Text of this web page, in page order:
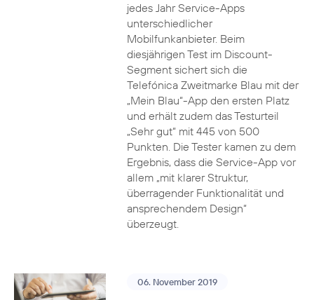
jedes Jahr Service-Apps
unterschiedlicher
Mobilfunkanbieter. Beim
diesjährigen Test im Discount-
Segment sichert sich die
Telefónica Zweitmarke Blau mit der
„Mein Blau“-App den ersten Platz
und erhält zudem das Testurteil
„Sehr gut“ mit 445 von 500
Punkten. Die Tester kamen zu dem
Ergebnis, dass die Service-App vor
allem „mit klarer Struktur,
überragender Funktionalität und
ansprechendem Design“
überzeugt.
06. November 2019